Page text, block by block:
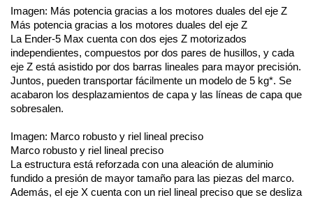
Imagen: Más potencia gracias a los motores duales del eje Z
Más potencia gracias a los motores duales del eje Z
La Ender-5 Max cuenta con dos ejes Z motorizados
independientes, compuestos por dos pares de husillos, y cada
eje Z está asistido por dos barras lineales para mayor precisión.
Juntos, pueden transportar fácilmente un modelo de 5 kg*. Se
acabaron los desplazamientos de capa y las líneas de capa que
sobresalen.
Imagen: Marco robusto y riel lineal preciso
Marco robusto y riel lineal preciso
La estructura está reforzada con una aleación de aluminio
fundido a presión de mayor tamaño para las piezas del marco.
Además, el eje X cuenta con un riel lineal preciso que se desliza